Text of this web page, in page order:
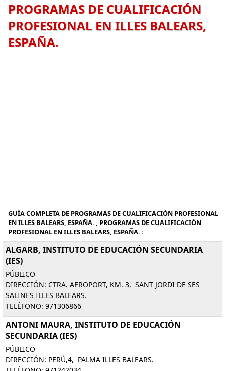
PROGRAMAS DE CUALIFICACIÓN
PROFESIONAL EN ILLES BALEARS,
ESPAÑA.
GUÍA COMPLETA DE PROGRAMAS DE CUALIFICACIÓN PROFESIONAL
EN ILLES BALEARS, ESPAÑA. , PROGRAMAS DE CUALIFICACIÓN
PROFESIONAL EN ILLES BALEARS, ESPAÑA. :
ALGARB, INSTITUTO DE EDUCACIÓN SECUNDARIA
(IES)
PÚBLICO
DIRECCIÓN: CTRA. AEROPORT, KM. 3, SANT JORDI DE SES
SALINES ILLES BALEARS.
TELÉFONO: 971306866
ANTONI MAURA, INSTITUTO DE EDUCACIÓN
SECUNDARIA (IES)
PÚBLICO
DIRECCIÓN: PERÚ,4, PALMA ILLES BALEARS.